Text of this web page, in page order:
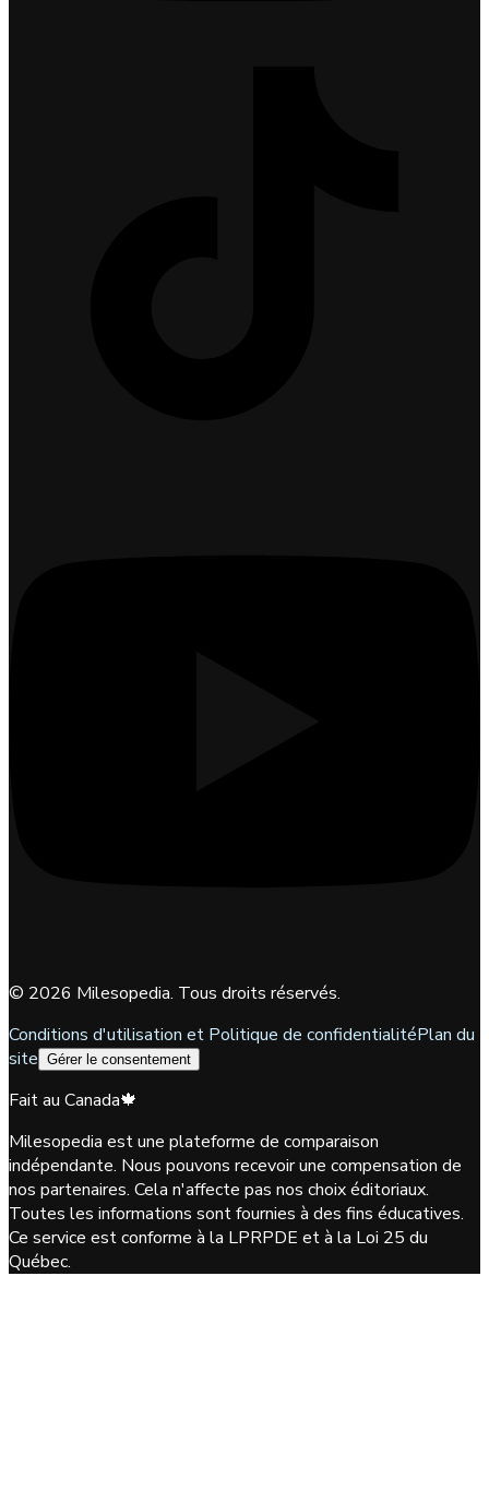
© 2026 Milesopedia. Tous droits réservés.
Conditions d'utilisation et Politique de confidentialitéPlan du
site Gérer le consentement
Fait au Canada🍁
Milesopedia est une plateforme de comparaison
indépendante. Nous pouvons recevoir une compensation de
nos partenaires. Cela n'affecte pas nos choix éditoriaux.
Toutes les informations sont fournies à des fins éducatives.
Ce service est conforme à la LPRPDE et à la Loi 25 du
Québec.